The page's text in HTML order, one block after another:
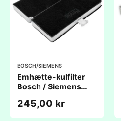
BOSCH/SIEMENS
Emhætte-kulfilter
Bosch / Siemens
(259x229x22mm) -
kompatibelt
245,00 kr